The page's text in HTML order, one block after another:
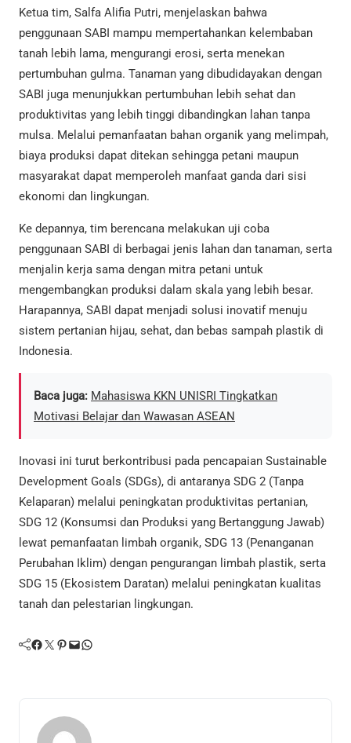
Ketua tim, Salfa Alifia Putri, menjelaskan bahwa
penggunaan SABI mampu mempertahankan kelembaban
tanah lebih lama, mengurangi erosi, serta menekan
pertumbuhan gulma. Tanaman yang dibudidayakan dengan
SABI juga menunjukkan pertumbuhan lebih sehat dan
produktivitas yang lebih tinggi dibandingkan lahan tanpa
mulsa. Melalui pemanfaatan bahan organik yang melimpah,
biaya produksi dapat ditekan sehingga petani maupun
masyarakat dapat memperoleh manfaat ganda dari sisi
ekonomi dan lingkungan.
Ke depannya, tim berencana melakukan uji coba
penggunaan SABI di berbagai jenis lahan dan tanaman, serta
menjalin kerja sama dengan mitra petani untuk
mengembangkan produksi dalam skala yang lebih besar.
Harapannya, SABI dapat menjadi solusi inovatif menuju
sistem pertanian hijau, sehat, dan bebas sampah plastik di
Indonesia.
Baca juga: Mahasiswa KKN UNISRI Tingkatkan
Motivasi Belajar dan Wawasan ASEAN
Inovasi ini turut berkontribusi pada pencapaian Sustainable
Development Goals (SDGs), di antaranya SDG 2 (Tanpa
Kelaparan) melalui peningkatan produktivitas pertanian,
SDG 12 (Konsumsi dan Produksi yang Bertanggung Jawab)
lewat pemanfaatan limbah organik, SDG 13 (Penanganan
Perubahan Iklim) dengan pengurangan limbah plastik, serta
SDG 15 (Ekosistem Daratan) melalui peningkatan kualitas
tanah dan pelestarian lingkungan.
Facebook Twitter Pinterest Mail WhatsApp